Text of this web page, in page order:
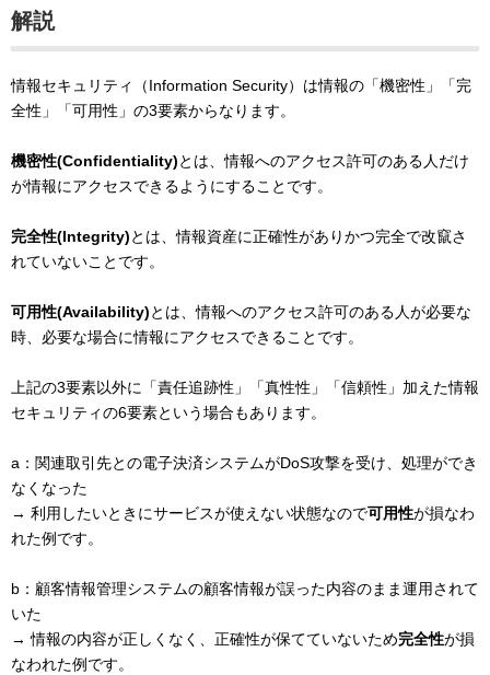
解説
情報セキュリティ（Information Security）は情報の「機密性」「完
全性」「可用性」の3要素からなります。
機密性(Confidentiality)とは、情報へのアクセス許可のある人だけ
が情報にアクセスできるようにすることです。
完全性(Integrity)とは、情報資産に正確性がありかつ完全で改竄さ
れていないことです。
可用性(Availability)とは、情報へのアクセス許可のある人が必要な
時、必要な場合に情報にアクセスできることです。
上記の3要素以外に「責任追跡性」「真性性」「信頼性」加えた情報
セキュリティの6要素という場合もあります。
a：関連取引先との電子決済システムがDoS攻撃を受け、処理ができ
なくなった
→ 利用したいときにサービスが使えない状態なので可用性が損なわ
れた例です。
b：顧客情報管理システムの顧客情報が誤った内容のまま運用されて
いた
→ 情報の内容が正しくなく、正確性が保てていないため完全性が損
なわれた例です。